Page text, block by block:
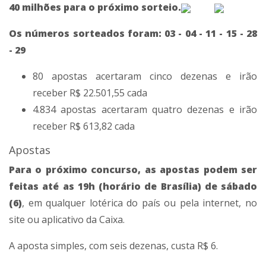
40 milhões para o próximo sorteio.
Os números sorteados foram: 03 - 04 - 11 - 15 - 28
- 29
80 apostas acertaram cinco dezenas e irão
receber R$ 22.501,55 cada
4.834 apostas acertaram quatro dezenas e irão
receber R$ 613,82 cada
Apostas
Para o próximo concurso, as apostas podem ser
feitas até as 19h (horário de Brasília) de sábado
(6), em qualquer lotérica do país ou pela internet, no
site ou aplicativo da Caixa.
A aposta simples, com seis dezenas, custa R$ 6.